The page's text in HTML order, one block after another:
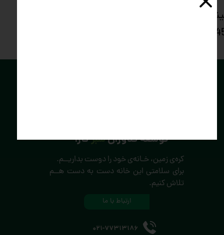
دسترسی:
https://waset.org/Publication/
021-77313186
کره‌ی زمین، خـانه‌ی خود را دوست بداریــم.
برای سلامتی این خانه دست به دست هــم
تلاش کنیم.
توسعه فناورانسبزکارا
ارتباط با ما